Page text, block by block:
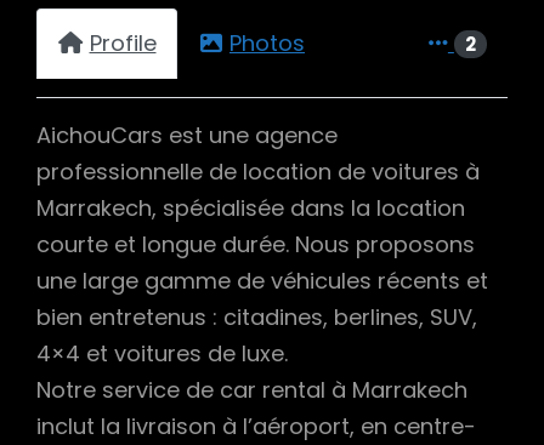
Profile Photos 2
AichouCars est une agence
professionnelle de location de voitures à
Marrakech, spécialisée dans la location
courte et longue durée. Nous proposons
une large gamme de véhicules récents et
bien entretenus : citadines, berlines, SUV,
4×4 et voitures de luxe.
Notre service de car rental à Marrakech
inclut la livraison à l’aéroport, en centre-